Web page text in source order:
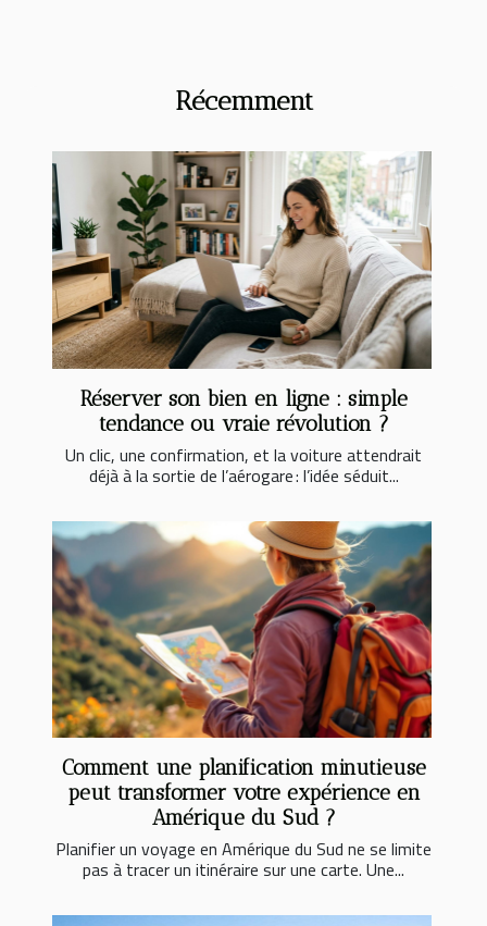
Récemment
Réserver son bien en ligne : simple
tendance ou vraie révolution ?
Un clic, une confirmation, et la voiture attendrait
déjà à la sortie de l’aérogare : l’idée séduit...
Comment une planification minutieuse
peut transformer votre expérience en
Amérique du Sud ?
Planifier un voyage en Amérique du Sud ne se limite
pas à tracer un itinéraire sur une carte. Une...